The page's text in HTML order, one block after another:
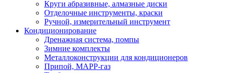
Круги абразивные, алмазные диски
Отделочные инструменты, краски
Ручной, измерительный инструмент
Кондиционирование
Дренажная система, помпы
Зимние комплекты
Металлоконструкции для кондиционеров
Припой, МАРР-газ